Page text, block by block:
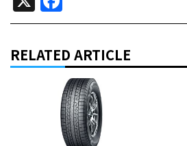
RELATED ARTICLE